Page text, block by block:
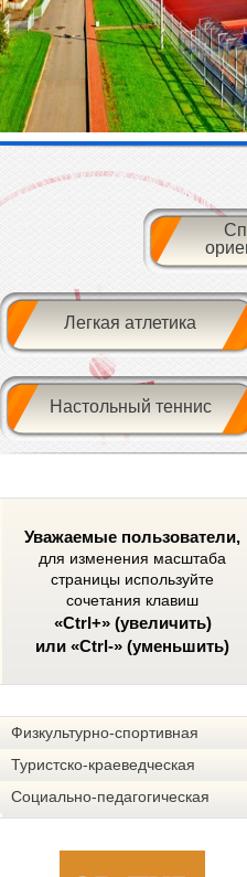
Легкая атлетика
Настольный теннис
Уважаемые пользователи,
для изменения масштаба
страницы используйте
сочетания клавиш
«Ctrl+» (увеличить)
или «Ctrl-» (уменьшить)
Физкультурно-спортивная
Туристско-краеведческая
Социально-педагогическая